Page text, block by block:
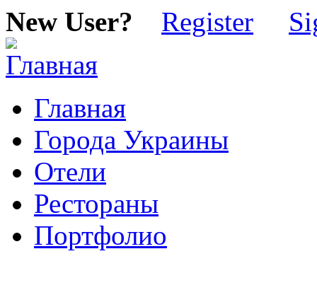
New User? Register
Главная
Города Украины
Отели
Рестораны
Портфолио